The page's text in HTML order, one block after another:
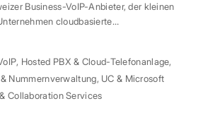
Business-VoIP-Anbieter, der kleinen
cloudbasierte
, Hosted PBX & Cloud-Telefonanlage,
Nummernverwaltung, UC & Microsoft
Collaboration Services